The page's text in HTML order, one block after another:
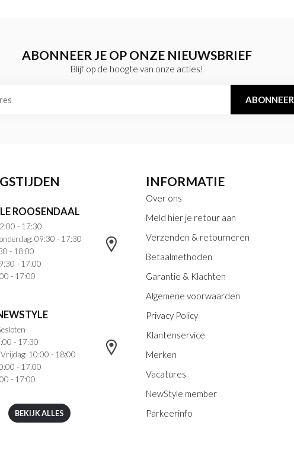
ABONNEER JE OP ONZE NIEUWSBRIEF
Blijf op de hoogte van onze acties!
ABONNEER
ROOSENDAAL
- 17:30
09:30 - 17:30
- 18:00
- 17:00
- 17:00
- 17:30
10:00 - 18:00
- 17:00
- 17:00
BEKIJK ALLES
INFORMATIE
Over ons
Meld hier je retour aan
Verzenden & retourneren
Betaalmethoden
Garantie & Klachten
Algemene voorwaarden
Privacy Policy
Klantenservice
Merken
Vacatures
NewStyle member
Parkeerinfo